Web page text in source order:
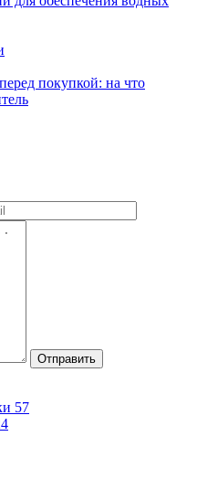
покупкой: на что
Отправить
57